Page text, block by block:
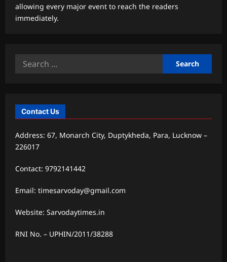
allowing every major event to reach the readers
immediately.
Search
Contact Us
Address: 67, Monarch City, Duptykheda, Para, Lucknow –
226017
Contact: 9792141442
Email: timesarvoday@gmail.com
Website: Sarvodaytimes.in
RNI No. – UPHIN/2011/38288